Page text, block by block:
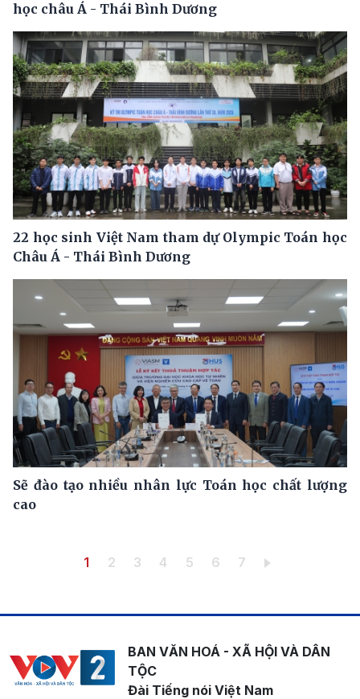
học châu Á - Thái Bình Dương
22 học sinh Việt Nam tham dự Olympic Toán học
Châu Á - Thái Bình Dương
Sẽ đào tạo nhiều nhân lực Toán học chất lượng
cao
PaginationTrang hiện thời
1 Trang
2 Trang
3 Trang
4 Trang
5 Trang
6 Trang
7
BAN VĂN HOÁ - XÃ HỘI VÀ DÂN
TỘC
Đài Tiếng nói Việt Nam